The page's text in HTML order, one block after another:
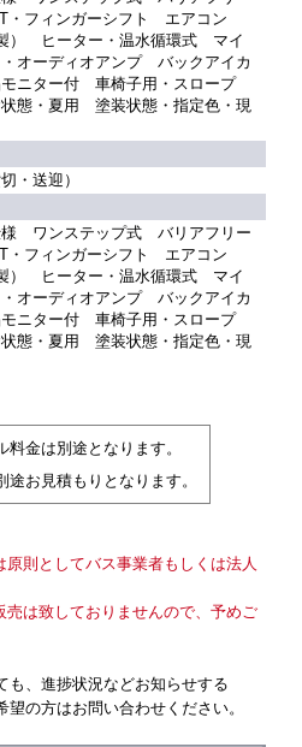
フィンガーシフト エアコン
製） ヒーター・温水循環式 マイ
オーディオアンプ バックアイカ
モニター付 車椅子用・スロープ
態・夏用 塗装状態・指定色・現
・送迎）
様 ワンステップ式 バリアフリー
フィンガーシフト エアコン
製） ヒーター・温水循環式 マイ
オーディオアンプ バックアイカ
モニター付 車椅子用・スロープ
態・夏用 塗装状態・指定色・現
金は別途となります。
お見積もりとなります。
原則としてバス事業者もしくは法人
売は致しておりませんので、予めご
も、進捗状況などお知らせする
望の方はお問い合わせください。